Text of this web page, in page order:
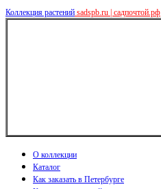
Коллекция растений sadspb.ru | садпочтой.рф
О коллекции
Каталог
Как заказать в Петербурге